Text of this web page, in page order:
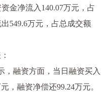
金净流入140.07万元，占
549.6万元，占总成交额
，融资方面，当日融资买入
，融资净偿还99.24万元。